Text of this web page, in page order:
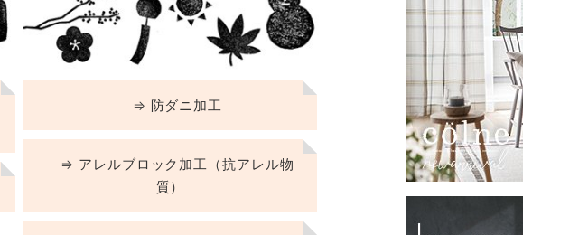
⇒ 防ダニ加工
⇒ アレルブロック加工（抗アレル物
質）